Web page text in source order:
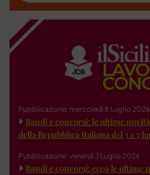
Pubblicazione: mercoledì 8 Luglio 2026
Bandi e concorsi: le ultime
della Repubblica Italiana del 3 e 7
Pubblicazione: venerdì 3 Luglio 2026
Bandi e concorsi: ecco le ultime